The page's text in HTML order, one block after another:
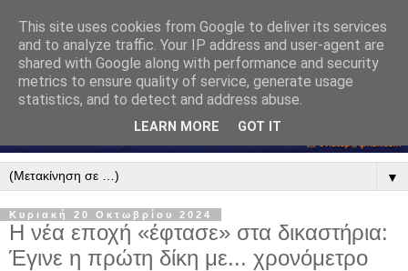
▼
Κυριακή 20 Οκτωβρίου 2024
Η νέα εποχή «έφτασε» στα δικαστήρια:
Έγινε η πρώτη δίκη με... χρονόμετρο
This site uses cookies from Google to deliver its services
and to analyze traffic. Your IP address and user-agent are
shared with Google along with performance and security
metrics to ensure quality of service, generate usage
statistics, and to detect and address abuse.
LEARN MORE GOT IT